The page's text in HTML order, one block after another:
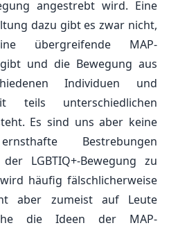
angestrebt wird. Eine
dazu gibt es zwar nicht,
übergreifende MAP-
und die Bewegung aus
Individuen und
teils unterschiedlichen
Es sind uns aber keine
Bestrebungen
LGBTIQ+-Bewegung zu
häufig fälschlicherweise
aber zumeist auf Leute
die Ideen der MAP-